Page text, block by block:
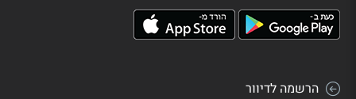
הרשמה לדיוור